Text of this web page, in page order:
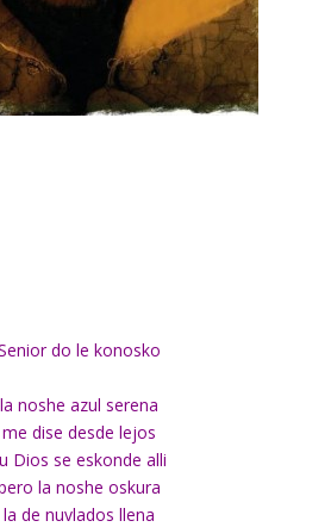
do le konosko
la noshe azul serena
me dise desde lejos
Dios se eskonde alli
la noshe oskura
la de nuvlados llena